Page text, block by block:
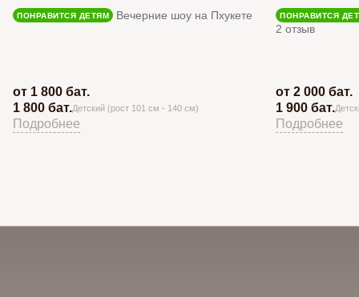
ПОНРАВИТСЯ ДЕТЯМ Вечерние шоу на Пхукете
от 1 800 бат.
1 800 бат.Детский (рост 101 см - 140 см)
Подробнее
ПОНРАВИТСЯ
2 отзыв
от 2 000 бат.
1 900 бат.
Подробнее